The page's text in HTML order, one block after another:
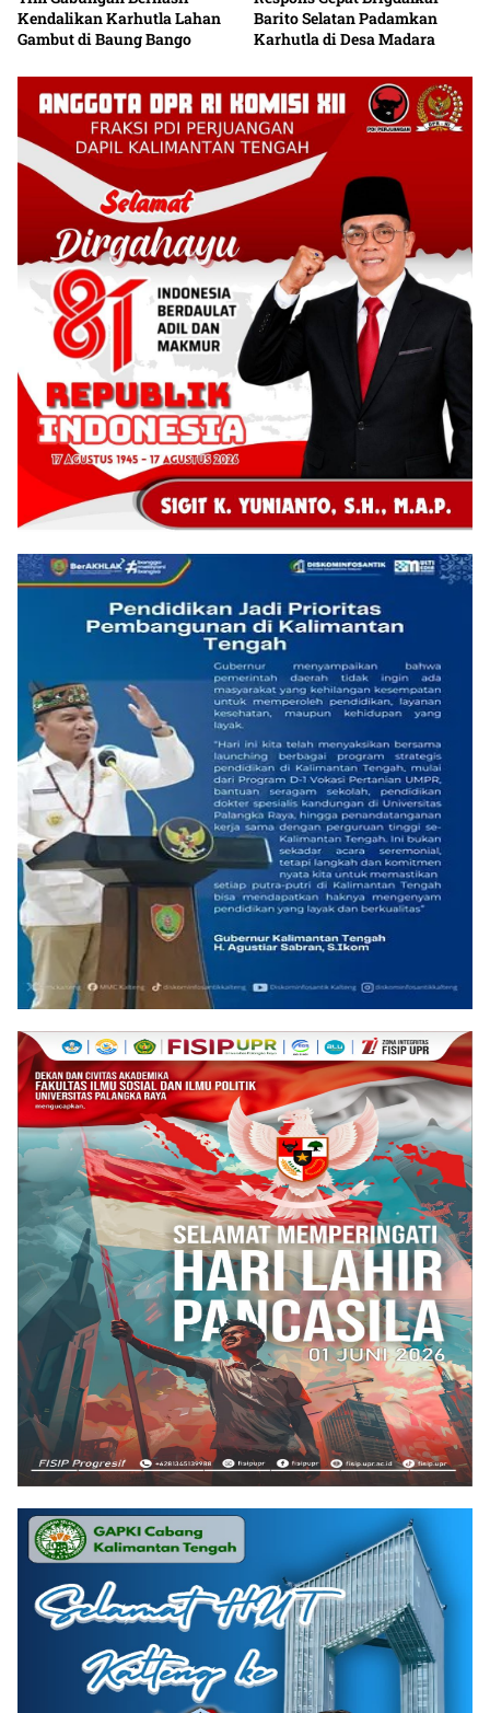
Kendalikan Karhutla Lahan
Gambut di Baung Bango
Barito Selatan Padamkan
Karhutla di Desa Madara